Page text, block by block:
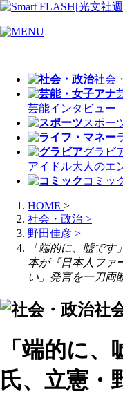
社会
芸能インタビュー
スポー
グラビ
アイドル大人のエ
コミッ
HOME >
社会・政治 >
野田佳彦 >
「端的に、嘘で
本が『日本人ファ
い」発言を一刀両
社
「端的に
氏、立憲・